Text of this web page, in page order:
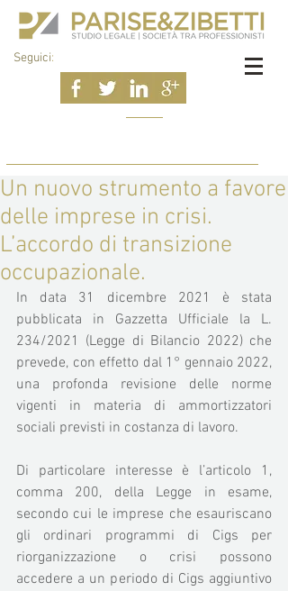
Seguici:
Un nuovo strumento a favore
delle imprese in crisi.
L’accordo di transizione
occupazionale.
In data 31 dicembre 2021 è stata
pubblicata in Gazzetta Ufficiale la L.
234/2021 (Legge di Bilancio 2022) che
prevede, con effetto dal 1° gennaio 2022,
una profonda revisione delle norme
vigenti in materia di ammortizzatori
sociali previsti in costanza di lavoro.
Di particolare interesse è l’articolo 1,
comma 200, della Legge in esame,
secondo cui le imprese che esauriscano
gli ordinari programmi di Cigs per
riorganizzazione o crisi possono
accedere a un periodo di Cigs aggiuntivo